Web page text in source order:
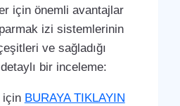
için önemli avantajlar
izi sistemlerinin
ve sağladığı
bir inceleme:
için BURAYA TIKLAYIN